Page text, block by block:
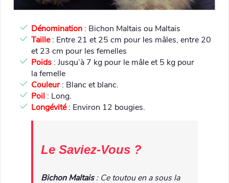
Dénomination : Bichon Maltais ou Maltais
Taille: Entre 21 et 25 cm pour les mâles, entre 20
et 23 cm pour les femelles
Poids : Jusqu’à 7 kg pour le mâle et 5 kg pour
la femelle
Couleur: Blanc et blanc.
Poil : Long.
Longévité: Environ 12 bougies.
Le Saviez-Vous ?
Bichon Maltais: Ce toutou en a sous la